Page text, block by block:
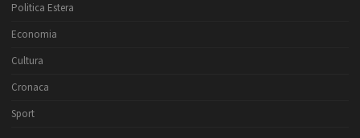
Politica Estera
Economia
Cultura
Cronaca
Sport